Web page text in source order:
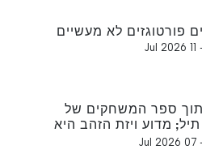
פורטוגזים לא מעשיים
11 Jul 2026
ספר המשחקים של
מדוע ויזת הזהב היא
בעלת ערך07 Jul 2026